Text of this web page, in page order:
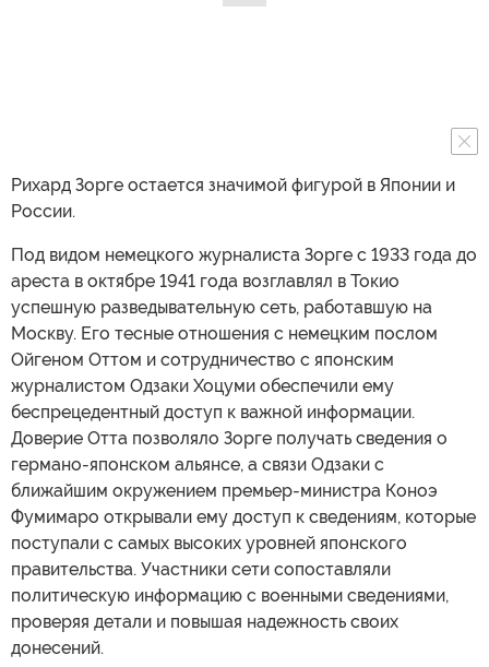
Рихард Зорге остается значимой фигурой в Японии и
России.
Под видом немецкого журналиста Зорге с 1933 года до
ареста в октябре 1941 года возглавлял в Токио
успешную разведывательную сеть, работавшую на
Москву. Его тесные отношения с немецким послом
Ойгеном Оттом и сотрудничество с японским
журналистом Одзаки Хоцуми обеспечили ему
беспрецедентный доступ к важной информации.
Доверие Отта позволяло Зорге получать сведения о
германо-японском альянсе, а связи Одзаки с
ближайшим окружением премьер-министра Коноэ
Фумимаро открывали ему доступ к сведениям, которые
поступали с самых высоких уровней японского
правительства. Участники сети сопоставляли
политическую информацию с военными сведениями,
проверяя детали и повышая надежность своих
донесений.